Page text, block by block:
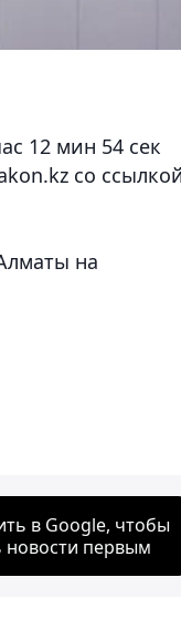
12 мин 54 сек
со
на
в Google, чтобы
новости первым